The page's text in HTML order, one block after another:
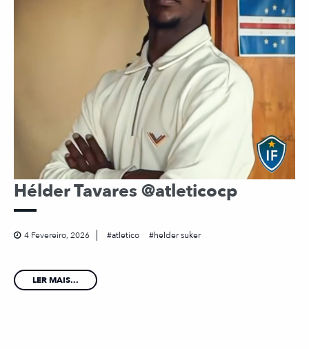
Hélder Tavares @atleticocp
4 Fevereiro, 2026 atletico helder suker
LER MAIS...